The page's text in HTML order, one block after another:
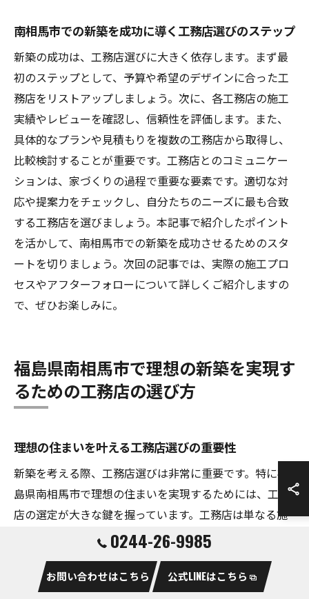
南相馬市での新築を成功に導く工務店選びのステップ
新築の成功は、工務店選びに大きく依存します。まず最
初のステップとして、予算や希望のデザインに合った工
務店をリストアップしましょう。次に、各工務店の施工
実績やレビューを確認し、信頼性を評価します。また、
具体的なプランや見積もりを複数の工務店から取得し、
比較検討することが重要です。工務店とのコミュニケー
ションは、家づくりの過程で重要な要素です。適切な対
応や提案力をチェックし、自分たちのニーズに最も合致
する工務店を選びましょう。本記事で紹介したポイント
を活かして、南相馬市での新築を成功させるためのスタ
ートを切りましょう。次回の記事では、実際の施工プロ
セスやアフターフォローについて詳しくご紹介しますの
で、ぜひお楽しみに。
福島県南相馬市で理想の新築を実現す
るための工務店の選び方
理想の住まいを叶える工務店選びの重要性
新築を考える際、工務店選びは非常に重要です。特に福
島県南相馬市で理想の住まいを実現するためには、工務
店の選定が大きな鍵を握っています。工務店は単なる施
工業者ではなく、あなたの理想の家を形にするためのパ
が、幸せな住まいづくりの第一歩となります。工務店選
0244-26-9985
お問い合わせはこちら 公式LINEはこちら